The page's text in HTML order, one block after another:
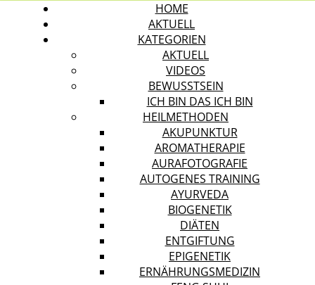
HOME
AKTUELL
KATEGORIEN
AKTUELL
VIDEOS
BEWUSSTSEIN
ICH BIN DAS ICH BIN
HEILMETHODEN
AKUPUNKTUR
AROMATHERAPIE
AURAFOTOGRAFIE
AUTOGENES TRAINING
AYURVEDA
BIOGENETIK
DIÄTEN
ENTGIFTUNG
EPIGENETIK
ERNÄHRUNGSMEDIZIN